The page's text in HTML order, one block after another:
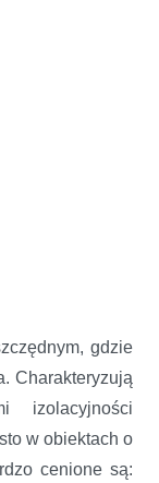
gdzie
Charakteryzują
izolacyjności
w obiektach o
cenione są: